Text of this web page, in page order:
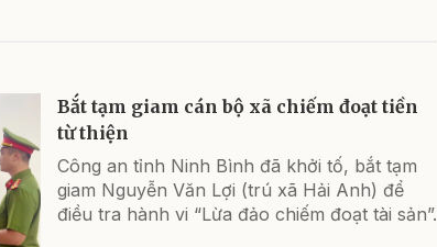
Bắt tạm giam cán bộ xã chiếm đoạt tiền
từ thiện
Công an tỉnh Ninh Bình đã khởi tố, bắt tạm
giam Nguyễn Văn Lợi (trú xã Hải Anh) để
điều tra hành vi “Lừa đảo chiếm đoạt tài sản”.